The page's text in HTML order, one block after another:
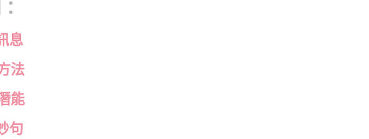
息
法
能
句